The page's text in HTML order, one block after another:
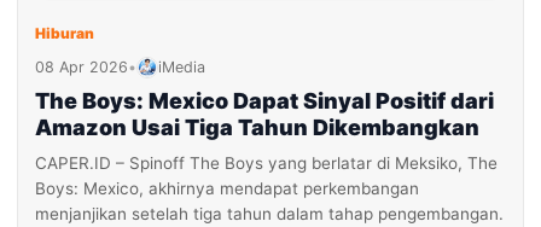
Hiburan
08 Apr 2026• iMedia
The Boys: Mexico Dapat Sinyal Positif dari
Amazon Usai Tiga Tahun Dikembangkan
CAPER.ID – Spinoff The Boys yang berlatar di Meksiko, The
Boys: Mexico, akhirnya mendapat perkembangan
menjanjikan setelah tiga tahun dalam tahap pengembangan.